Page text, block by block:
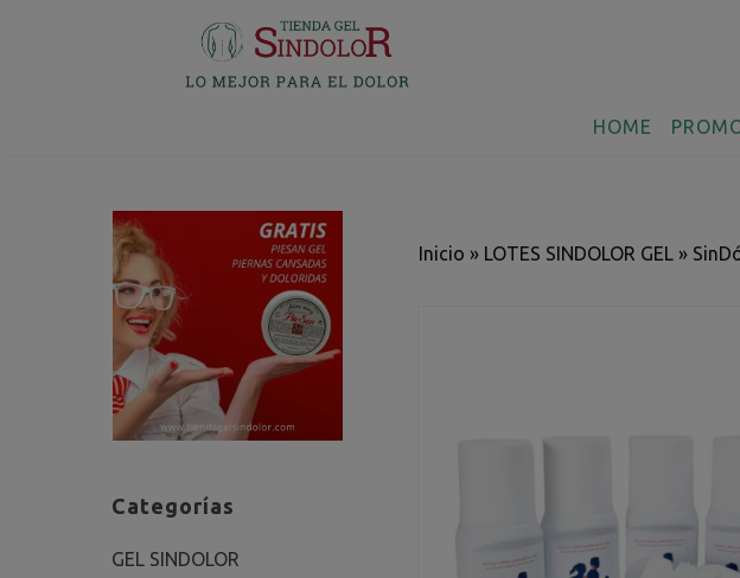
HOME
Categorías
GEL SINDOLOR
Inicio » LOTES SINDOLOR GEL »